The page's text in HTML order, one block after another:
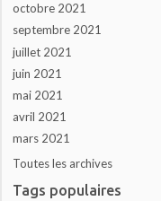
octobre 2021
septembre 2021
juillet 2021
juin 2021
mai 2021
avril 2021
mars 2021
Toutes les archives
Tags populaires